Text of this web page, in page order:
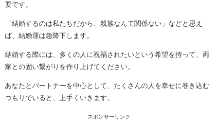
要です。
「結婚するのは私たちだから、親族なんて関係ない」などと思え
ば、結婚運は急降下します。
結婚する際には、多くの人に祝福されたいという希望を持って、両
家との固い繋がりを作り上げてください。
あなたとパートナーを中心として、たくさんの人を幸せに巻き込む
つもりでいると、上手くいきます。
スポンサーリンク